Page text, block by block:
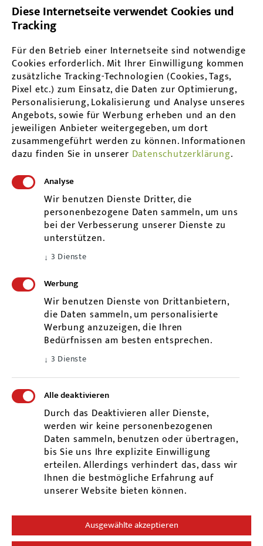
Frommenhauser Str. 9
72181 Starzach - Wachendorf
praxis@sabineprobst.eu
Kontakt
Telefon: 07478 / 261 901
Handy: 0178 / 66 71 503
© 2019 Sabine ProbstWebdesign
Konzeptionmerryll
Impressum
Diese Internetseite verwendet Cookies und
Tracking
Für den Betrieb einer Internetseite sind notwendige
Cookies erforderlich. Mit Ihrer Einwilligung kommen
zusätzliche Tracking-Technologien (Cookies, Tags,
Pixel etc.) zum Einsatz, die Daten zur Optimierung,
Personalisierung, Lokalisierung und Analyse unseres
Angebots, sowie für Werbung erheben und an den
jeweiligen Anbieter weitergegeben, um dort
zusammengeführt werden zu können. Informationen
dazu finden Sie in unserer Datenschutzerklärung.
Analyse
Wir benutzen Dienste Dritter, die
personenbezogene Daten sammeln, um uns
bei der Verbesserung unserer Dienste zu
unterstützen.
↓ 3 Dienste
Werbung
Wir benutzen Dienste von Drittanbietern,
die Daten sammeln, um personalisierte
Werbung anzuzeigen, die Ihren
Bedürfnissen am besten entsprechen.
↓ 3 Dienste
Alle deaktivieren
Durch das Deaktivieren aller Dienste,
werden wir keine personenbezogenen
Daten sammeln, benutzen oder übertragen,
bis Sie uns Ihre explizite Einwilligung
erteilen. Allerdings verhindert das, dass wir
Ihnen die bestmögliche Erfahrung auf
unserer Website bieten können.
Ausgewählte akzeptieren